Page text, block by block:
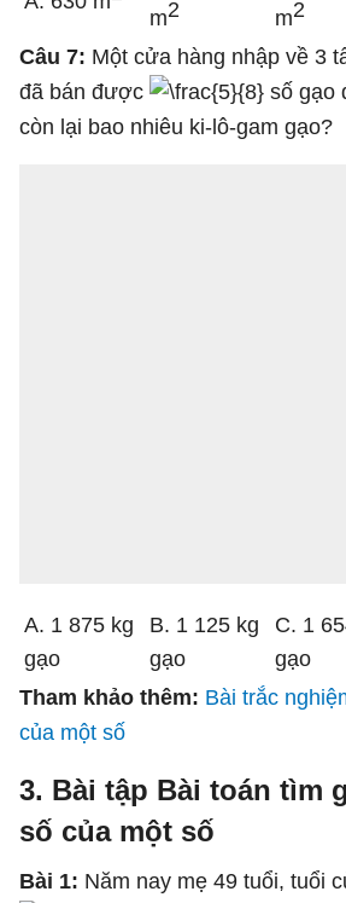
m2
m2
Câu 7: Một cửa hàng nhập về 3
đã bán được
số gạo
còn lại bao nhiêu ki-lô-gam gạo?
A. 1 875 kg
gạo
B. 1 125 kg
gạo
C. 1
gạo
Tham khảo thêm: Bài trắc
của một số
3. Bài tập Bài toán tìm
số của một số
Bài 1: Năm nay mẹ 49 tuổi, tuổi